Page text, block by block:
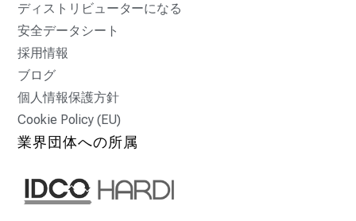
ディストリビューターになる
安全データシート
採用情報
ブログ
個人情報保護方針
Cookie Policy (EU)
業界団体への所属